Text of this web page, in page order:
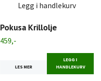
Legg i handlekurv
Pokusa Krillolje
459,-
LES MER
LEGG I
HANDLEKURV